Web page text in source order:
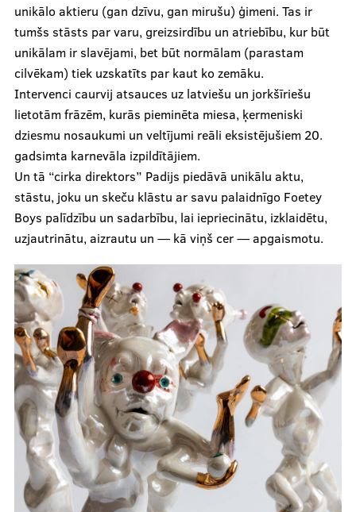
unikālo aktieru (gan dzīvu, gan mirušu) ģimeni. Tas ir
tumšs stāsts par varu, greizsirdību un atriebību, kur būt
unikālam ir slavējami, bet būt normālam (parastam
cilvēkam) tiek uzskatīts par kaut ko zemāku.
Intervenci caurvij atsauces uz latviešu un jorkšīriešu
lietotām frāzēm, kurās pieminēta miesa, ķermeniski
dziesmu nosaukumi un veltījumi reāli eksistējušiem 20.
gadsimta karnevāla izpildītājiem.
Un tā “cirka direktors” Padijs piedāvā unikālu aktu,
stāstu, joku un skeču klāstu ar savu palaidnīgo Foetey
Boys palīdzību un sadarbību, lai iepriecinātu, izklaidētu,
uzjautrinātu, aizrautu un — kā viņš cer — apgaismotu.